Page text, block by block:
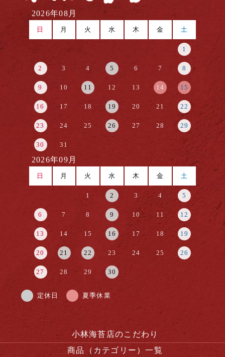
2026年08月
日 月 火 水 木 金 土
1
2 3 4 5 6 7 8
9 10 11 12 13 14 15
16 17 18 19 20 21 22
23 24 25 26 27 28 29
30 31
2026年09月
日 月 火 水 木 金 土
1 2 3 4 5
6 7 8 9 10 11 12
13 14 15 16 17 18 19
20 21 22 23 24 25 26
27 28 29 30
定休日 夏季休業
小林海苔店のこだわり
商品（カテゴリー）一覧